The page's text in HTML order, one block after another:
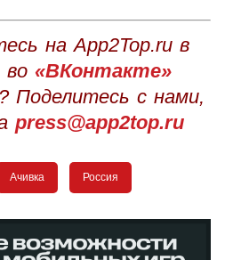
на App2Top.ru в
во «ВКонтакте»
Поделитесь с нами,
press@app2top.ru
Ачивка Россия